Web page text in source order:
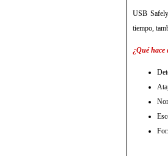
USB
tiempo,
¿Qué hace